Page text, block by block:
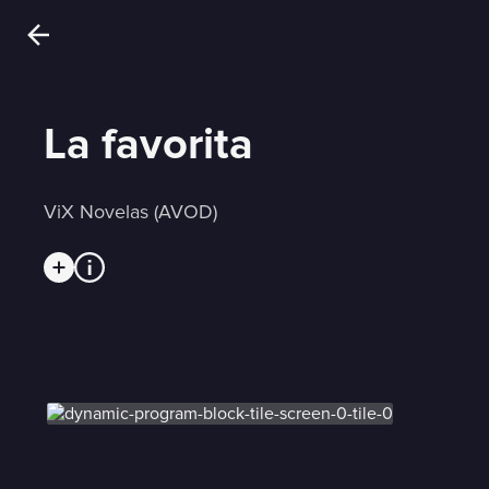
La favorita
ViX Novelas (AVOD)